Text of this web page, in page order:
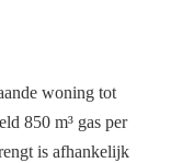
woning tot
850 m³ gas per
is afhankelijk